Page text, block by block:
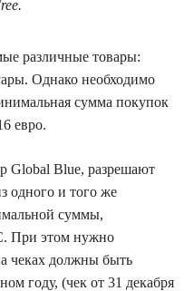
различные товары:
Однако необходимо
сумма покупок
евро.
Global Blue, разрешают
одного и того же
суммы,
При этом нужно
чеках должны быть
году, (чек от 31 декабря